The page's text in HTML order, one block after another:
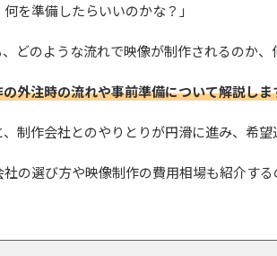
を準備したらいいのかな？」
どのような流れで映像が制作されるのか
外注時の流れや事前準備について解説しま
制作会社とのやりとりが円滑に進み、希望
の選び方や映像制作の費用相場も紹介す